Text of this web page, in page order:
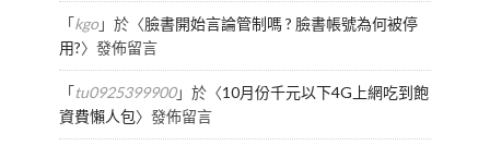
「kgo」於〈臉書開始言論管制嗎 ? 臉書帳號為何被停
用?〉發佈留言
「tu0925399900」於〈10月份千元以下4G上網吃到飽
資費懶人包〉發佈留言